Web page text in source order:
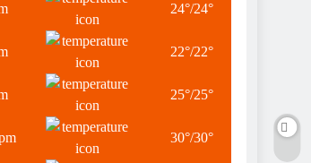
24°/24°
22°/22°
25°/25°
30°/30°